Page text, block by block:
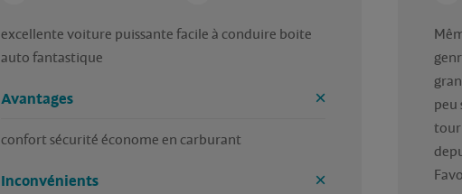
excellente voiture puissante facile à conduire boite
auto fantastique
Avantages
confort sécurité économe en carburant
Inconvénients
peu